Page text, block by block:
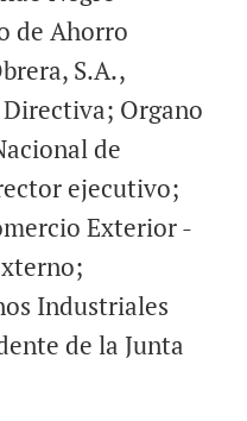
de Ahorro
S.A.,
Organo
de
ejecutivo;
Exterior -
Industriales
de la Junta